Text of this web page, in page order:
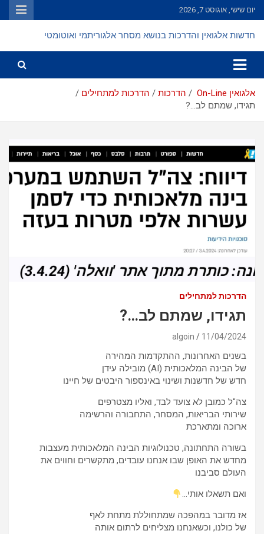
Skip
to
יום שישי, אוגוסט 7, 2026
חדשות אלגואין והדרכות בנושא מסחר אלגוריתמי ואוטומטי
אלגואין On-Line הדרכות
הדרכות למתחילים
תגידו, שמתם לב…?
הדרכות למתחילים
תגידו, שמתם לב…?
11/04/2024
algoin
בשנים האחרונות, ההתקדמות המהירה
של הבינה המלאכותית (AI) מובילה עידן
חדש של חדשנות ושינוי באינספור היבטים של חיינו
צה"ל כמובן לא צועד לבד, ואליו מצטרפים
שירותי הבריאות, המסחר, התחבורה והרשימה
ארוכה ומתארכת
בשורה התחתונה, טכנולוגיות הבינה המלאכותית מעצבות
מחדש את האופן שבו אנחנו עובדים, מתקשרים וחווים את
העולם סביבנו
ואם תשאלו אותי…
אז מדובר במהפכה שמתחוללת מתחת לאף
של כולנו, וכשאנחנו מצליחים לרתום אותה